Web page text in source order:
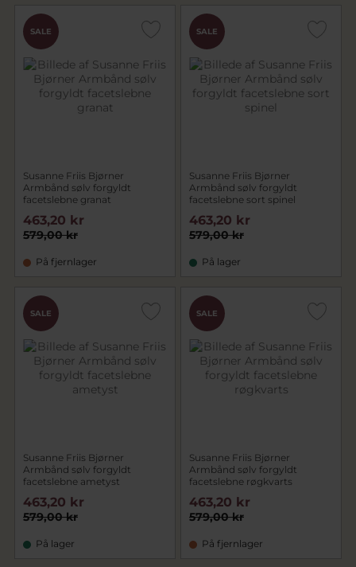
SALE
Susanne Friis Bjørner
Armbånd sølv forgyldt
facetslebne granat
579,00 kr
463,20 kr
På fjernlager
SALE
Susanne Friis Bjørner
Armbånd sølv forgyldt
facetslebne sort spinel
579,00 kr
463,20 kr
På lager
SALE
Susanne Friis Bjørner
Armbånd sølv forgyldt
facetslebne ametyst
579,00 kr
463,20 kr
På lager
SALE
Susanne Friis Bjørner
Armbånd sølv forgyldt
facetslebne røgkvarts
579,00 kr
463,20 kr
På fjernlager